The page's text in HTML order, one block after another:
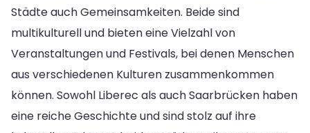
Städte auch Gemeinsamkeiten. Beide sind
multikulturell und bieten eine Vielzahl von
Veranstaltungen und Festivals, bei denen Menschen
aus verschiedenen Kulturen zusammenkommen
können. Sowohl Liberec als auch Saarbrücken haben
eine reiche Geschichte und sind stolz auf ihre